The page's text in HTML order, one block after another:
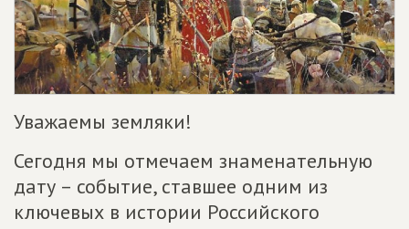
Уважаемы земляки!
Сегодня мы отмечаем знаменательную
дату – событие, ставшее одним из
ключевых в истории Российского